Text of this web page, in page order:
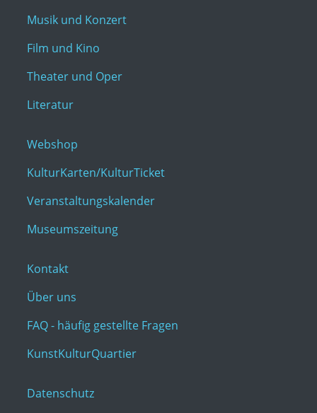
Musik und Konzert
Film und Kino
Theater und Oper
Literatur
Webshop
KulturKarten/KulturTicket
Veranstaltungskalender
Museumszeitung
Kontakt
Über uns
FAQ - häufig gestellte Fragen
KunstKulturQuartier
Datenschutz